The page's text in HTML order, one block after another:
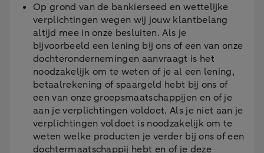
Op grond van de bankierseed en wettelijke
verplichtingen wegen wij jouw klantbelang
altijd mee in onze besluiten. Als je
bijvoorbeeld een lening bij ons of een van onze
dochterondernemingen aanvraagt is het
noodzakelijk om te weten of je al een lening,
betaalrekening of spaargeld hebt bij ons of
een van onze groepsmaatschappijen en of je
aan je verplichtingen voldoet. Als je niet aan je
verplichtingen voldoet is noodzakelijk om te
weten welke producten je verder bij ons of een
dochtermaatschappij hebt en of je deze